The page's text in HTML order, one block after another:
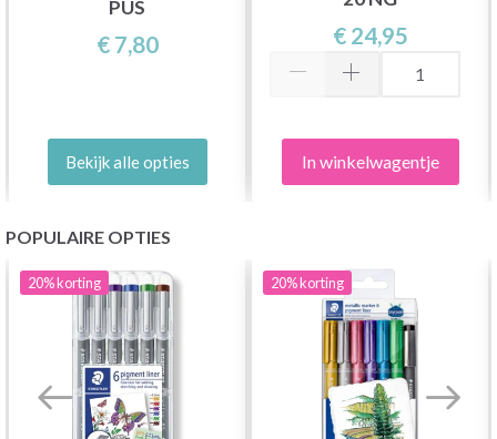
PUS
€ 7,80
Bekijk alle opties
€ 24,95
In winkelwagentje
POPULAIRE OPTIES
20%korting 20%korting